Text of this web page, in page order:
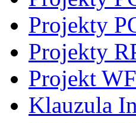
Projekty
Projekty
Projekt
Klauzula